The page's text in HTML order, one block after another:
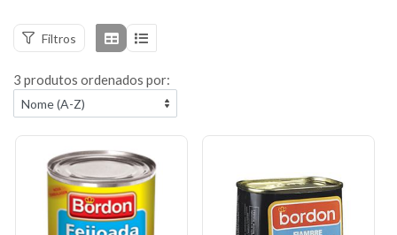
Filtros
3 produtos ordenados por: